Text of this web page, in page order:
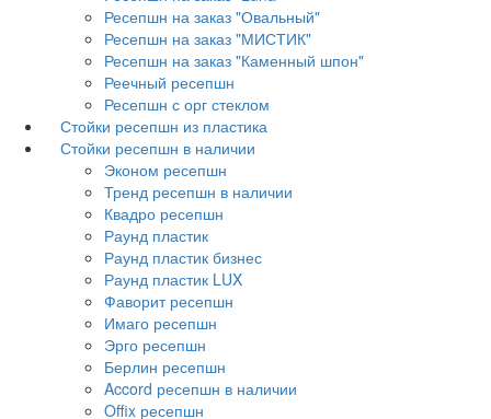
Ресепшн на заказ "Овальный"
Ресепшн на заказ "МИСТИК"
Ресепшн на заказ "Каменный шпон"
Реечный ресепшн
Ресепшн с орг стеклом
Стойки ресепшн из пластика
Стойки ресепшн в наличии
Эконом ресепшн
Тренд ресепшн в наличии
Квадро ресепшн
Раунд пластик
Раунд пластик бизнес
Раунд пластик LUX
Фаворит ресепшн
Имаго ресепшн
Эрго ресепшн
Берлин ресепшн
Accord ресепшн в наличии
Offix ресепшн